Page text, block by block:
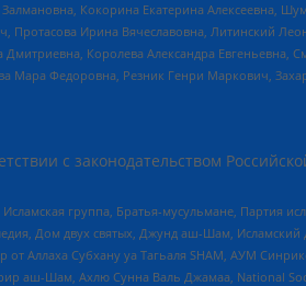
Кокорина Екатерина Алексеевна,
Ирина Вячеславовна, Литинский
Королева Александра Евгеньевна,
Мара Федоровна, Резник Генри Маркович,
с законодательством
группа, Братья-мусульмане, Партия
Дом двух святых, Джунд аш-Шам, Исламский
Аллаха Субхану уа Тагьаля SHAM, АУМ
аш-Шам, Ахлю Сунна Валь Джамаа, National